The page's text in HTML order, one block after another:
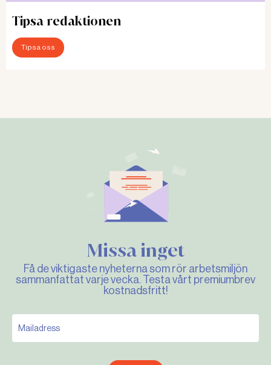
Tipsa redaktionen
Tipsa oss
Missa inget
Få de viktigaste nyheterna som rör arbetsmiljön
sammanfattat varje vecka. Testa vårt premiumbrev
kostnadsfritt!